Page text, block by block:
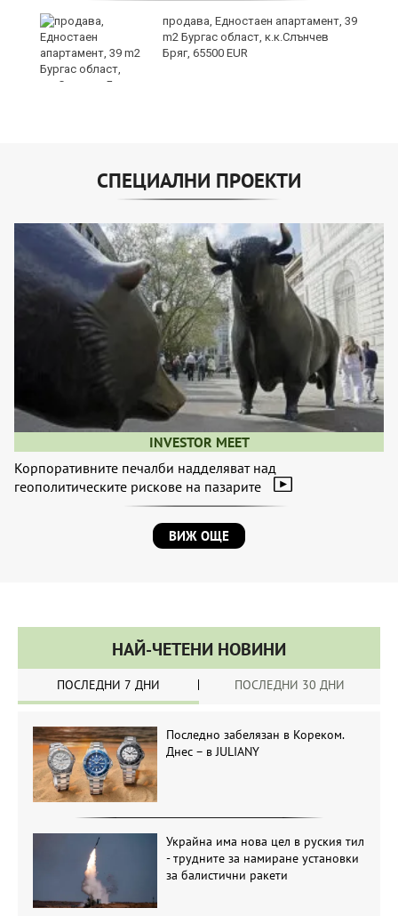
продава, Едностаен апартамент, 39
m2 Бургас област, к.к.Слънчев
Бряг, 65500 EUR
СПЕЦИАЛНИ ПРОЕКТИ
INVESTOR MEET
Корпоративните печалби надделяват над
геополитическите рискове на пазарите
ВИЖ ОЩЕ
НАЙ-ЧЕТЕНИ НОВИНИ
ПОСЛЕДНИ 7 ДНИ ПОСЛЕДНИ 30 ДНИ
Последно забелязан в Кореком.
Днес – в JULIANY
Украйна има нова цел в руския тил
- трудните за намиране установки
за балистични ракети